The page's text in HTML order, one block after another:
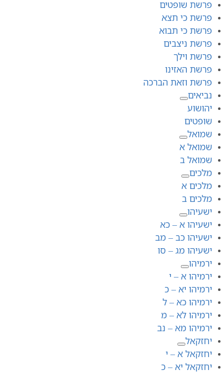
פרשת שופטים
פרשת כי תצא
פרשת כי תבוא
פרשת ניצבים
פרשת וילך
פרשת האזינו
פרשת וזאת הברכה
נביאים
יהושוע
שופטים
שמואל
שמואל א
שמואל ב
מלכים
מלכים א
מלכים ב
ישעיהו
ישעיהו א – כא
ישעיהו כב – מב
ישעיהו מג – סו
ירמיהו
ירמיהו א – י
ירמיהו יא – כ
ירמיהו כא – ל
ירמיהו לא – מ
ירמיהו מא – נב
יחזקאל
יחזקאל א – י
יחזקאל יא – כ